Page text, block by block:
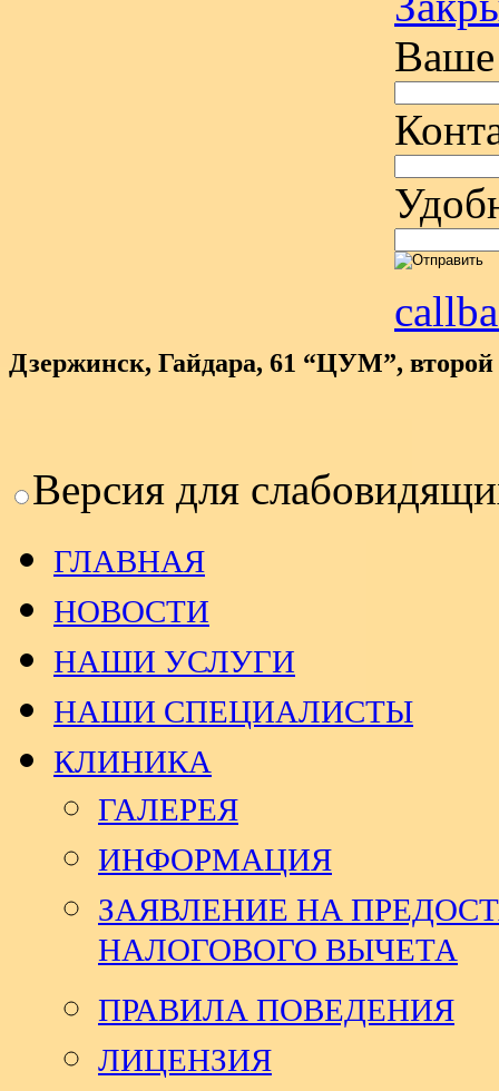
Дзержинск, Гайдара, 61 “ЦУМ”, второй
Версия для
ГЛАВНАЯ
НОВОСТИ
НАШИ УСЛУГИ
НАШИ СПЕЦИАЛИСТЫ
КЛИНИКА
ГАЛЕРЕЯ
ИНФОРМАЦИЯ
ЗАЯВЛЕНИЕ НА
НАЛОГОВОГО ВЫЧЕТА
ПРАВИЛА ПОВЕДЕНИЯ
ЛИЦЕНЗИЯ